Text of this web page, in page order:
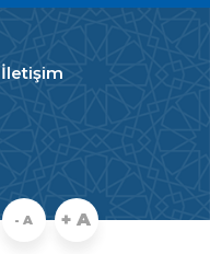
İletişim
- A + A